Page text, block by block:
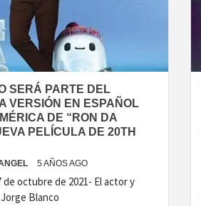
SERÁ PARTE DEL
VERSIÓN EN ESPAÑOL
DE “RON DA
PELÍCULA DE 20TH
5 AÑOS AGO
de octubre de 2021- El actor y
Blanco